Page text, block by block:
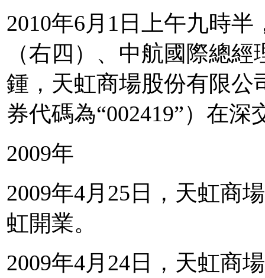
2010年6月1日上午九時
（右四）、中航國際總
鍾，天虹商場股份有限公
券代碼為“002419”）在
2009年
2009年4月25日，天虹
虹開業。
2009年4月24日，天虹